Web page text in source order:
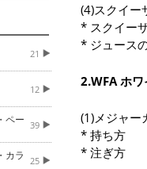
21
12
ペー 39
カラ 25
(4)スクイー
* スクイー
* ジュース
2.WFA ホ
(1)メジャー
* 持ち方
* 注ぎ方